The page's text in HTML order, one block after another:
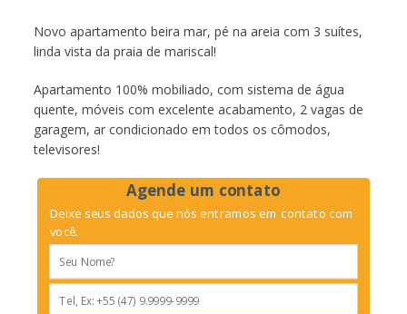
Novo apartamento beira mar, pé na areia com 3 suítes,
linda vista da praia de mariscal!
Apartamento 100% mobiliado, com sistema de água
quente, móveis com excelente acabamento, 2 vagas de
garagem, ar condicionado em todos os cômodos,
televisores!
Agende um contato
Deixe seus dados que nós entramos em contato com
você.